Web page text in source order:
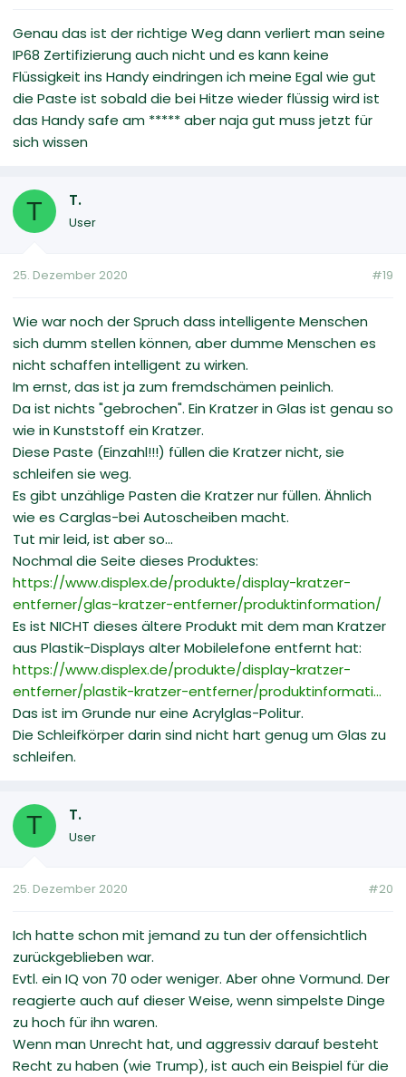
Genau das ist der richtige Weg dann verliert man seine
IP68 Zertifizierung auch nicht und es kann keine
Flüssigkeit ins Handy eindringen ich meine Egal wie gut
die Paste ist sobald die bei Hitze wieder flüssig wird ist
das Handy safe am ***** aber naja gut muss jetzt für
sich wissen
T T.
User
25. Dezember 2020 #19
Wie war noch der Spruch dass intelligente Menschen
sich dumm stellen können, aber dumme Menschen es
nicht schaffen intelligent zu wirken.
Im ernst, das ist ja zum fremdschämen peinlich.
Da ist nichts "gebrochen". Ein Kratzer in Glas ist genau so
wie in Kunststoff ein Kratzer.
Diese Paste (Einzahl!!!) füllen die Kratzer nicht, sie
schleifen sie weg.
Es gibt unzählige Pasten die Kratzer nur füllen. Ähnlich
wie es Carglas-bei Autoscheiben macht.
Tut mir leid, ist aber so...
Nochmal die Seite dieses Produktes:
https://www.displex.de/produkte/display-kratzer-
entferner/glas-kratzer-entferner/produktinformation/
Es ist NICHT dieses ältere Produkt mit dem man Kratzer
aus Plastik-Displays alter Mobilelefone entfernt hat:
https://www.displex.de/produkte/display-kratzer-
entferner/plastik-kratzer-entferner/produktinformati...
Das ist im Grunde nur eine Acrylglas-Politur.
Die Schleifkörper darin sind nicht hart genug um Glas zu
schleifen.
T T.
User
25. Dezember 2020 #20
Ich hatte schon mit jemand zu tun der offensichtlich
zurückgeblieben war.
Evtl. ein IQ von 70 oder weniger. Aber ohne Vormund. Der
reagierte auch auf dieser Weise, wenn simpelste Dinge
zu hoch für ihn waren.
Wenn man Unrecht hat, und aggressiv darauf besteht
Recht zu haben (wie Trump), ist auch ein Beispiel für die